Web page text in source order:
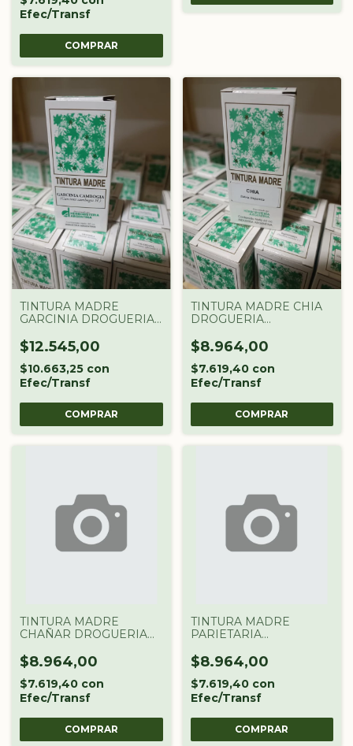
Efec/Transf
TINTURA MADRE
GARCINIA DROGUERIA
$12.545,00
$10.663,25 con
Efec/Transf
TINTURA MADRE CHIA
DROGUERIA
$8.964,00
$7.619,40 con
Efec/Transf
TINTURA MADRE
CHAÑAR DROGUERIA
$8.964,00
$7.619,40 con
Efec/Transf
TINTURA MADRE
PARIETARIA
ARGENTINA X 60 CC
$8.964,00
$7.619,40 con
Efec/Transf